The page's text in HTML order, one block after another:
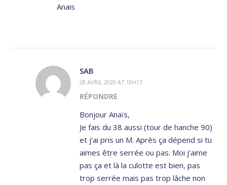
Anais
SAB
28 AVRIL 2020 AT 10H17
RÉPONDRE
Bonjour Anaïs,
Je fais du 38 aussi (tour de hanche 90)
et j’ai pris un M. Après ça dépend si tu
aimes être serrée ou pas. Moi j’aime
pas ça et là la culotte est bien, pas
trop serrée mais pas trop lâche non